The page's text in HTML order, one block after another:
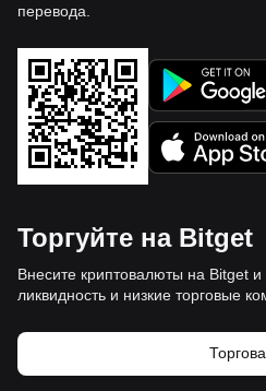
перевода.
Торгуйте на Bitget
Внесите криптовалюты на Bitget
ликвидность и низкие торговые